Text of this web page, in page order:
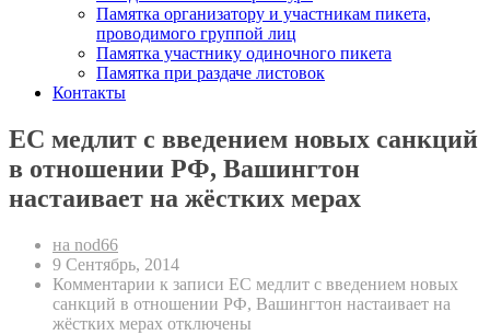
Памятка организатору и участникам пикета,
проводимого группой лиц
Памятка участнику одиночного пикета
Памятка при раздаче листовок
Контакты
ЕС медлит с введением новых санкций
в отношении РФ, Вашингтон
настаивает на жёстких мерах
на nod66
9 Сентябрь, 2014
Комментарии к записи ЕС медлит с введением новых
санкций в отношении РФ, Вашингтон настаивает на
жёстких мерах отключены